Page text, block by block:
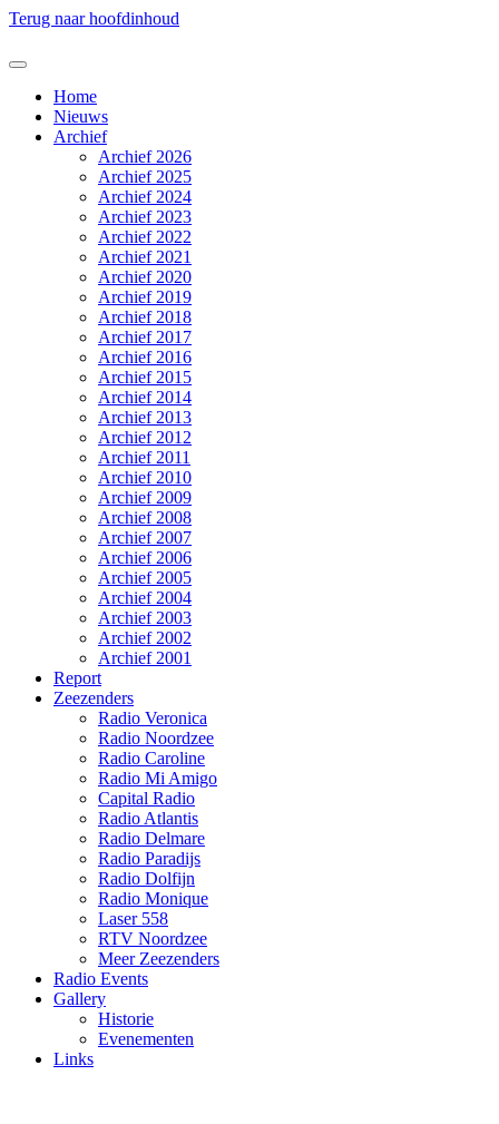
Terug naar hoofdinhoud
Home
Nieuws
Archief
Archief 2026
Archief 2025
Archief 2024
Archief 2023
Archief 2022
Archief 2021
Archief 2020
Archief 2019
Archief 2018
Archief 2017
Archief 2016
Archief 2015
Archief 2014
Archief 2013
Archief 2012
Archief 2011
Archief 2010
Archief 2009
Archief 2008
Archief 2007
Archief 2006
Archief 2005
Archief 2004
Archief 2003
Archief 2002
Archief 2001
Report
Zeezenders
Radio Veronica
Radio Noordzee
Radio Caroline
Radio Mi Amigo
Capital Radio
Radio Atlantis
Radio Delmare
Radio Paradijs
Radio Dolfijn
Radio Monique
Laser 558
RTV Noordzee
Meer Zeezenders
Radio Events
Gallery
Historie
Evenementen
Links